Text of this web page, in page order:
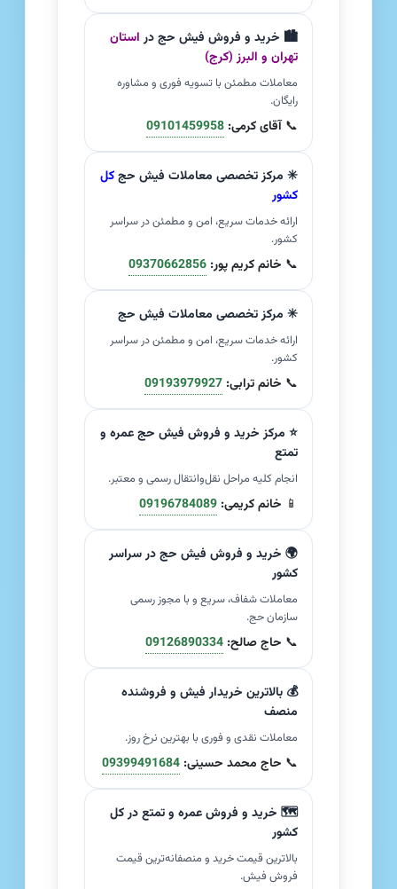
🏙️ خرید و فروش فیش حج دراستان
تهران و البرز (کرج)
معاملات مطمئن با تسویه فوری و مشاوره
رایگان.
📞آقای کرمی: 09101459958
✳️ مرکز تخصصی معاملات فیش حجکل
کشور
ارائه خدمات سریع، امن و مطمئن در سراسر
کشور.
📞 خانم کریم پور: 09370662856
✳️ مرکز تخصصی معاملات فیش حج
ارائه خدمات سریع، امن و مطمئن در سراسر
کشور.
📞 خانم ترابی: 09193979927
⭐ مرکز خرید و فروش فیش حج عمره و
تمتع
انجام کلیه مراحل نقل‌وانتقال رسمی و معتبر.
📱 خانم کریمی: 09196784089
🌍 خرید و فروش فیش حج در سراسر
کشور
معاملات شفاف، سریع و با مجوز رسمی
سازمان حج.
📞 حاج صالح: 09126890334
💰 بالاترین خریدار فیش و فروشنده
منصف
معاملات نقدی و فوری با بهترین نرخ روز.
📞 حاج محمد حسینی: 09399491684
🗺️ خرید و فروش عمره و تمتع در کل
کشور
بالاترین قیمت خرید و منصفانه‌ترین قیمت
فروش فیش.